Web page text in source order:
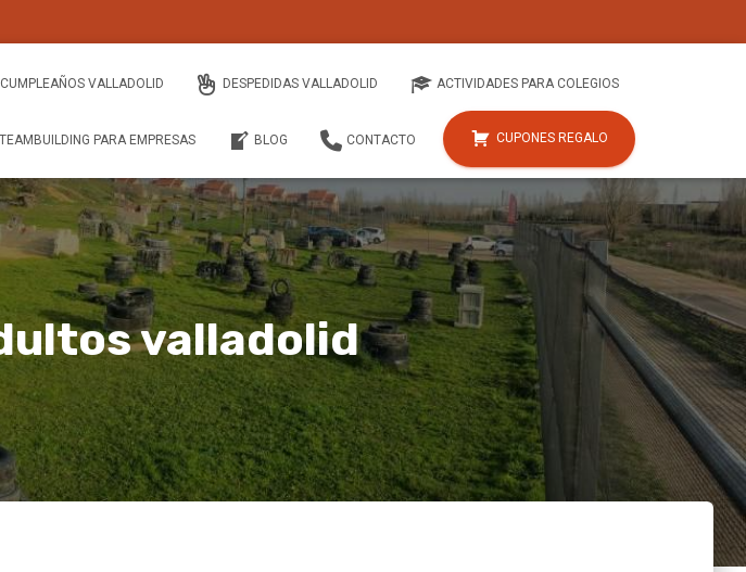
CUMPLEAÑOS VALLADOLID DESPEDIDAS VALLADOLID ACTIVIDADES PARA COLEGIOS
TEAMBUILDING PARA EMPRESAS BLOG CONTACTO CUPONES REGALO
valladolid